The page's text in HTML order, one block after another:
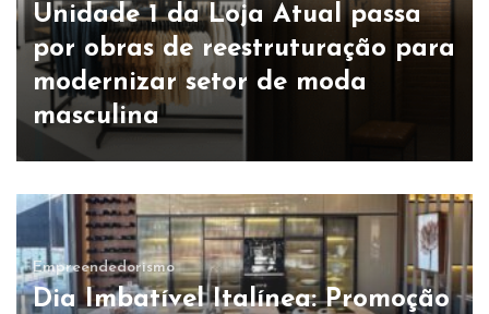
Unidade 1 da Loja Atual passa
por obras de reestruturação para
modernizar setor de moda
masculina
Empreendedorismo
Dia Imbatível Italínea: Promoção